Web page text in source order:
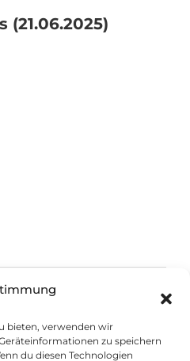
bieten, verwenden wir
zu speichern
du diesen Technologien
Wunschkurs zu buchen:
aus und drücke den